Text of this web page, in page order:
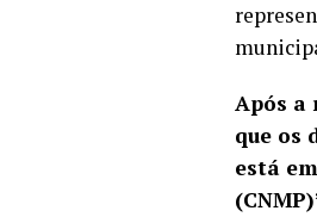
Após a
que os
está